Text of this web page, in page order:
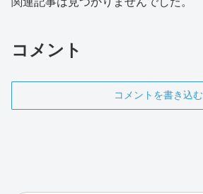
コメント
コメントを書き込む